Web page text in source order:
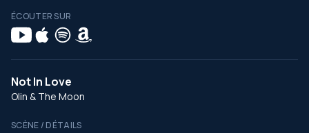
ÉCOUTER SUR
Not In Love
Olin & The Moon
SCÈNE / DÉTAILS